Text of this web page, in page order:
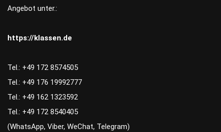
Angebot unter.:
https://klassen.de
Tel.: +49 172 8574505
Tel.: +49 176 19992777
Tel.: +49 162 1323592
Tel.: +49 172 8540405
(WhatsApp, Viber, WeChat, Telegram)